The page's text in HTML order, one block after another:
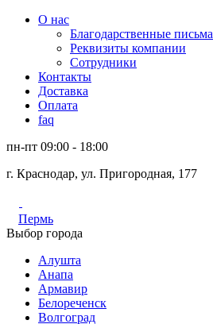
О нас
Благодарственные письма
Реквизиты компании
Сотрудники
Контакты
Доставка
Оплата
faq
пн-пт 09:00 - 18:00
г. Краснодар, ул. Пригородная, 177
Пермь
Выбор города
Алушта
Анапа
Армавир
Белореченск
Волгоград